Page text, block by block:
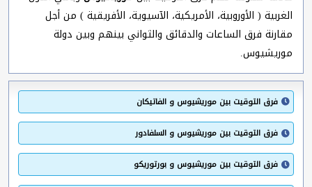
الغربية ( الأوروبية، الأمريكية، الآسيوية، الأفريقية ) من أجل
مقارنة فرق الساعات والدقائق والثواني بينهم وبين دولة
موريشيوس.
فرق التوقيت بين موريشيوس و الفاتيكان
فرق التوقيت بين موريشيوس و السلفادور
فرق التوقيت بين موريشيوس و بورتوريكو